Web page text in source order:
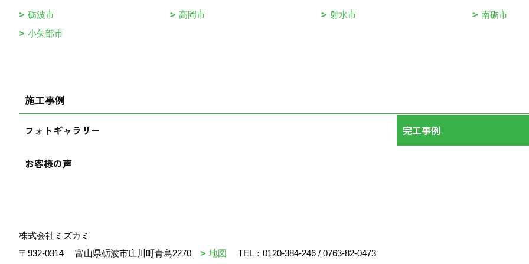
砺波市
高岡市 射水市
南砺市
小矢部市
施工事例
フォトギャラリー 完工事例
お客様の声
株式会社ミズカミ
〒932-0314
富山県砺波市庄川町青島2270 地図 TEL： 0120-384-246 / 0763-82-0473